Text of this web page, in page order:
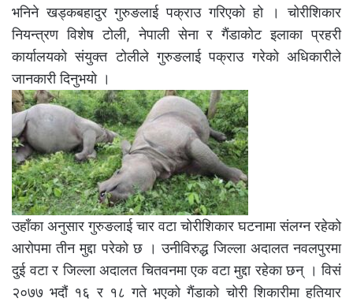
भनिने खड्कबहादुर गुरुङलाई पक्राउ गरिएको हो । चोरीशिकार
नियन्त्रण विशेष टोली, नेपाली सेना र गैंडाकोट इलाका प्रहरी
कार्यालयको संयुक्त टोलीले गुरुङलाई पक्राउ गरेको अधिकारीले
जानकारी दिनुभयो ।
उहाँका अनुसार गुरुङलाई चार वटा चोरीशिकार घटनामा संलग्न रहेको
आरोपमा तीन मुद्दा परेको छ । उनीविरुद्ध जिल्ला अदालत नवलपुरमा
दुई वटा र जिल्ला अदालत चितवनमा एक वटा मुद्दा रहेका छन् । विसं
२०७७ भदौं १६ र १८ गते भएको गैंडाको चोरी शिकारीमा हतियार